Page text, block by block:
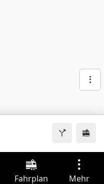
Fahrplan Mehr